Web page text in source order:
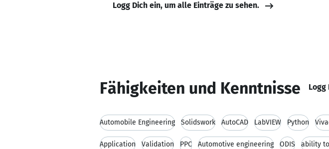
Logg Dich ein, um alle Einträge zu sehen.
Fähigkeiten und Kenntnisse Logg
Automobile Engineering Solidswork AutoCAD LabVIEW Python
Application Validation PPC Automotive engineering ODIS ability